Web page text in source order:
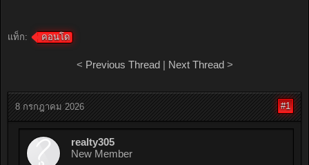
แท็ก: คอนโด
< Previous Thread| Next Thread>
8 กรกฎาคม 2026 #1
realty305
New Member